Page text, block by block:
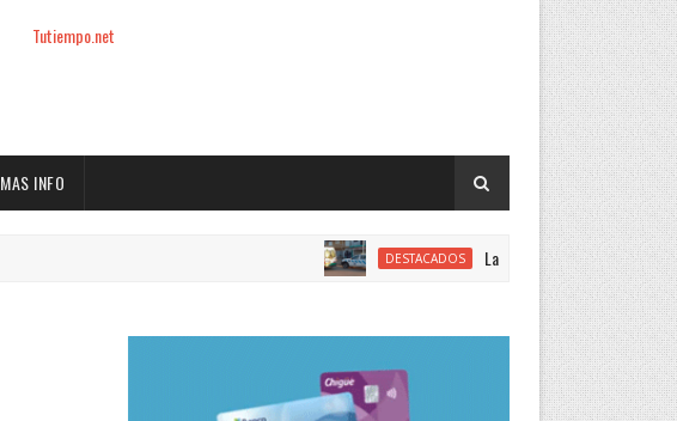
Tutiempo.net
MAS INFO
DESTACADOS La Policía investiga el robo de dinero a un